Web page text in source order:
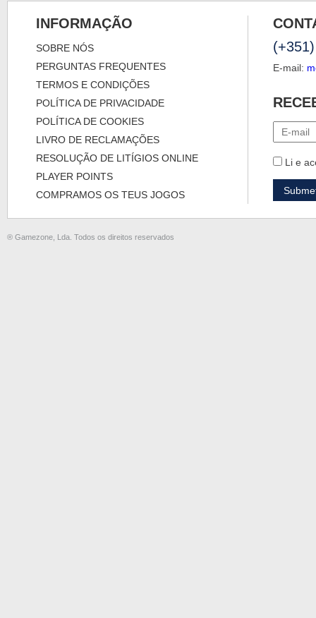
INFORMAÇÃO
SOBRE NÓS
PERGUNTAS FREQUENTES
TERMOS E CONDIÇÕES
POLÍTICA DE PRIVACIDADE
POLÍTICA DE COOKIES
LIVRO DE RECLAMAÇÕES
RESOLUÇÃO DE LITÍGIOS ONLINE
PLAYER POINTS
COMPRAMOS OS TEUS JOGOS
E-mail:
Li e
® Gamezone, Lda. Todos os direitos reservados